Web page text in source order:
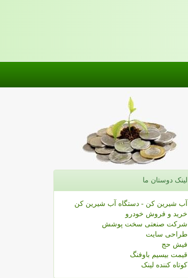
لینک دوستان ما
آب شیرین کن - دستگاه آب شیرین کن
خرید و فروش خودرو
شرکت صنعتی سخت پوشش
طراحی سایت
فیش حج
قیمت بیسیم باوفنگ
کوتاه کننده لینک